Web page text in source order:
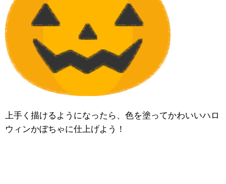
上手く描けるようになったら、色を塗ってかわいいハロ
ウィンかぼちゃに仕上げよう！